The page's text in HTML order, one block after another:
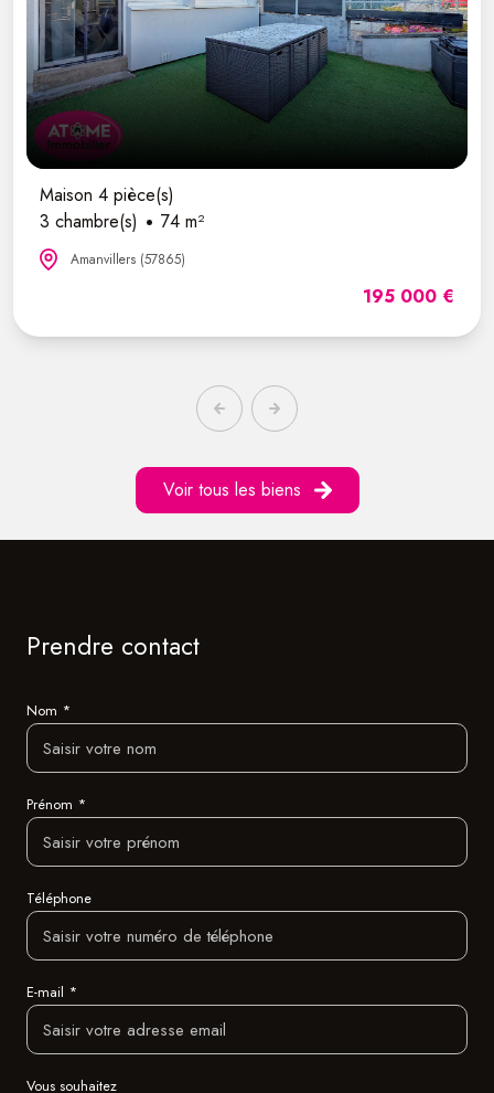
Maison 4 pièce(s)
3 chambre(s)
74 m²
Amanvillers (57865)
195 000 €
Voir tous les biens
Prendre contact
Nom *
Prénom *
Téléphone
E-mail *
Vous souhaitez